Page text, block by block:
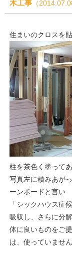
木工事（
住まいのクロスを
柱を茶色く塗って
写真左に積みあが
ーンボードと言い
「シックハウス症
吸収し、さらに分解
体に良いものをご
は、使っていません